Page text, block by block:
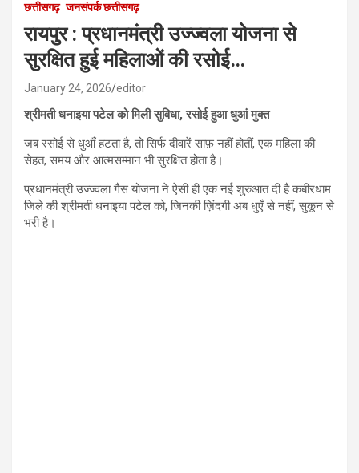
छत्तीसगढ़ जनसंपर्क छत्तीसगढ़
रायपुर : प्रधानमंत्री उज्ज्वला योजना से
सुरक्षित हुई महिलाओं की रसोई…
January 24, 2026 editor
श्रीमती धनाइया पटेल को मिली सुविधा, रसोई हुआ धुआं मुक्त
जब रसोई से धुआँ हटता है, तो सिर्फ दीवारें साफ़ नहीं होतीं, एक महिला की
सेहत, समय और आत्मसम्मान भी सुरक्षित होता है।
प्रधानमंत्री उज्ज्वला गैस योजना ने ऐसी ही एक नई शुरुआत दी है कबीरधाम
जिले की श्रीमती धनाइया पटेल को, जिनकी ज़िंदगी अब धुएँ से नहीं, सुकून से
भरी है।